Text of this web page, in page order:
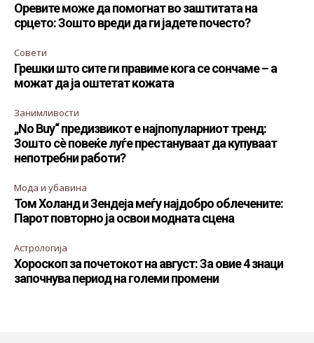
Оревите може да помогнат во заштитата на
срцето: Зошто вреди да ги јадете почесто?
Совети
Грешки што сите ги правиме кога се сончаме – а
можат да ја оштетат кожата
Занимливости
„No Buy“ предизвикот е најпопуларниот тренд:
Зошто сè повеќе луѓе престануваат да купуваат
непотребни работи?
Мода и убавина
Том Холанд и Зендеја меѓу најдобро облечените:
Парот повторно ја освои модната сцена
Астрологија
Хороскоп за почетокот на август: За овие 4 знаци
започнува период на големи промени